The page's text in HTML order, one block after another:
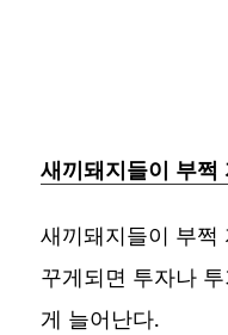
새끼돼지들이 부쩍
새끼돼지들이 부쩍
꾸게되면 투자나
게 늘어난다.